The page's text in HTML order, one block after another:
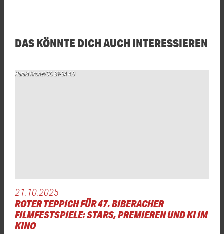
DAS KÖNNTE DICH AUCH INTERESSIEREN
Harald Krichel/CC BY-SA 4.0
21.10.2025
ROTER TEPPICH FÜR 47. BIBERACHER
FILMFESTSPIELE: STARS, PREMIEREN UND KI IM
KINO